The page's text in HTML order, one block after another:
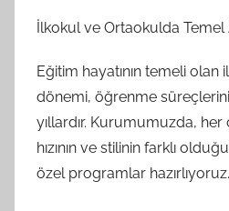
İlkokul ve Ortaokulda
Eğitim hayatının temeli
dönemi, öğrenme
yıllardır. Kurumumuzda,
hızının ve stilinin farklı
özel programlar hazırlıyoruz.